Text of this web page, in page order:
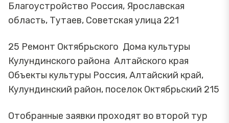
Благоустройство Россия, Ярославская
область, Тутаев, Советская улица 221
25 Ремонт Октябрьского Дома культуры
Кулундинского района Алтайского края
Объекты культуры Россия, Алтайский край,
Кулундинский район, поселок Октябрьский 215
Отобранные заявки проходят во второй тур